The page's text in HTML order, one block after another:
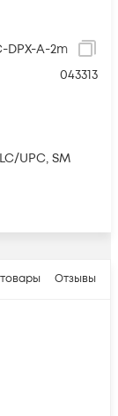
DPX-A-2m
043313
UPC, SM
Отзывы